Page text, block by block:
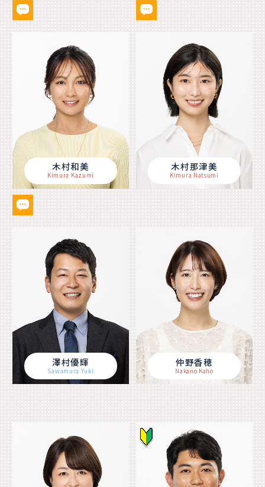
木村和美
Kimura Kazumi
木村那津美
Kimura Natsumi
澤村優輝
Sawamura Yuki
仲野香穂
Nakano Kaho